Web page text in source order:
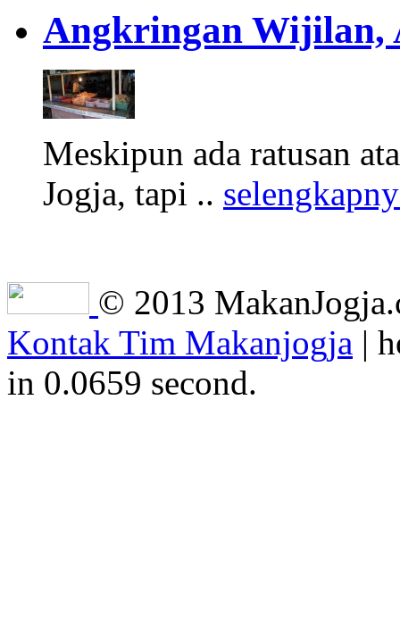
Angkringan Wijilan,
Meskipun ada ratusan
Jogja, tapi ..
© 2013
Kontak Tim Makanjogja |
in 0.0659 second.